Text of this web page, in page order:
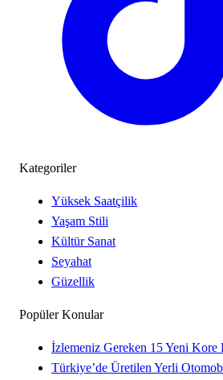
Kategoriler
Yüksek Saatçilik
Yaşam Stili
Kültür Sanat
Seyahat
Güzellik
Popüler Konular
İzlemeniz Gereken 15 Yeni
Türkiye’de Üretilen Yerli